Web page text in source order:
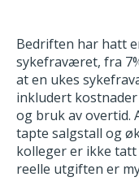
Bedriften har hatt
sykefraværet, fra
at en ukes
inkludert
og bruk av overtid.
tapte salgstall og
kolleger er ikke
reelle utgiften er